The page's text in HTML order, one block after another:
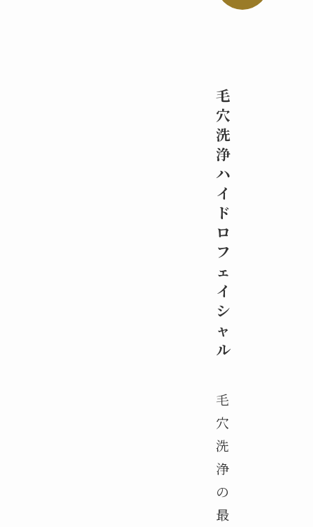
毛
穴
洗
浄
ハ
イ
ド
ロ
フ
ェ
イ
シ
ャ
ル
毛
穴
洗
浄
の
最